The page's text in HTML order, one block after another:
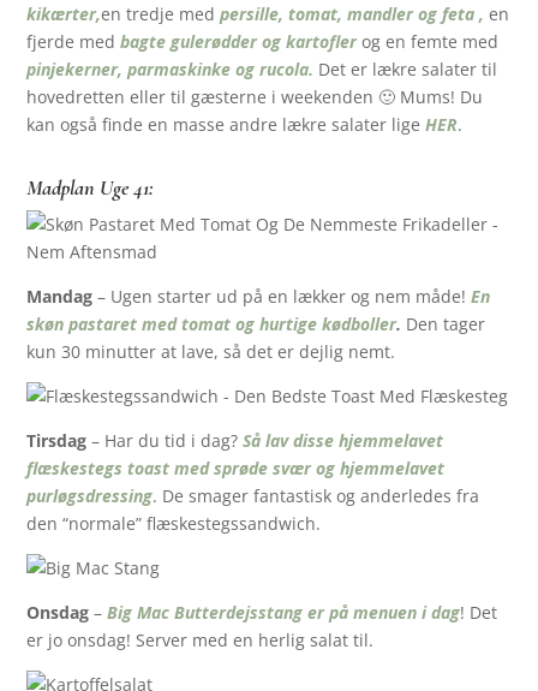
kikærter,en tredje medpersille, tomat, mandler og feta , en
fjerde medbagte gulerødder og kartoflerog en femte med
pinjekerner, parmaskinke og rucola. Det er lækre salater til
hovedretten eller til gæsterne i weekenden 🙂 Mums! Du
kan også finde en masse andre lækre salater ligeHER.
Madplan Uge 41:
Mandag – Ugen starter ud på en lækker og nem måde!En
skøn pastaret med tomat og hurtige kødboller. Den tager
kun 30 minutter at lave, så det er dejlig nemt.
Tirsdag – Har du tid i dag?Så lav disse hjemmelavet
flæskestegs toast med sprøde svær og hjemmelavet
purløgsdressing. De smager fantastisk og anderledes fra
den “normale” flæskestegssandwich.
Onsdag –Big Mac Butterdejsstang er på menuen i dag! Det
er jo onsdag! Server med en herlig salat til.